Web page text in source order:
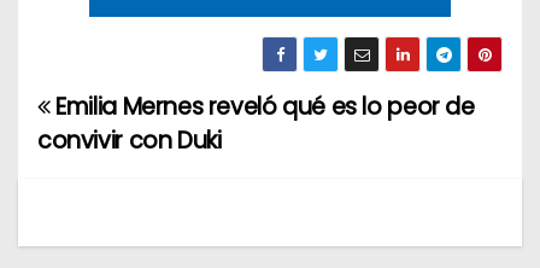
NEmilia Mernes reveló qué es lo peor de
convivir con Duki